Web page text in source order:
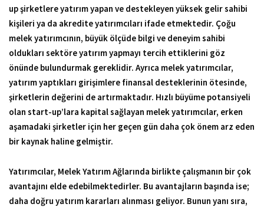
up şirketlere yatırım yapan ve destekleyen yüksek gelir sahibi
kişileri ya da akredite yatırımcıları ifade etmektedir. Çoğu
melek yatırımcının, büyük ölçüde bilgi ve deneyim sahibi
oldukları sektöre yatırım yapmayı tercih ettiklerini göz
önünde bulundurmak gereklidir. Ayrıca melek yatırımcılar,
yatırım yaptıkları girişimlere finansal desteklerinin ötesinde,
şirketlerin değerini de artırmaktadır. Hızlı büyüme potansiyeli
olan start-up’lara kapital sağlayan melek yatırımcılar, erken
aşamadaki şirketler için her geçen gün daha çok önem arz eden
bir kaynak haline gelmiştir.
Yatırımcılar, Melek Yatırım Ağlarında birlikte çalışmanın bir çok
avantajını elde edebilmektedirler. Bu avantajların başında ise;
daha doğru yatırım kararları alınması geliyor. Bunun yanı sıra,